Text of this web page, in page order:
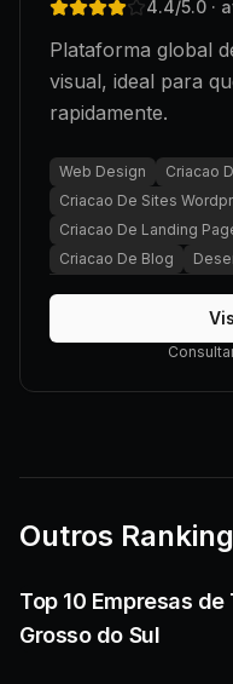
4.4/5.0 ·
Plataforma global
visual, ideal para
rapidamente.
Web Design Criacao
Criacao De Sites
Criacao De Landing
Criacao De Blog
Outros
Top 10 Empresas
Grosso do Sul